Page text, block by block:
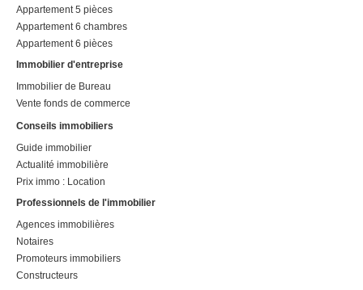
Appartement 5 pièces
Appartement 6 chambres
Appartement 6 pièces
Immobilier d'entreprise
Immobilier de Bureau
Vente fonds de commerce
Conseils immobiliers
Guide immobilier
Actualité immobilière
Prix immo : Location
Professionnels de l'immobilier
Agences immobilières
Notaires
Promoteurs immobiliers
Constructeurs